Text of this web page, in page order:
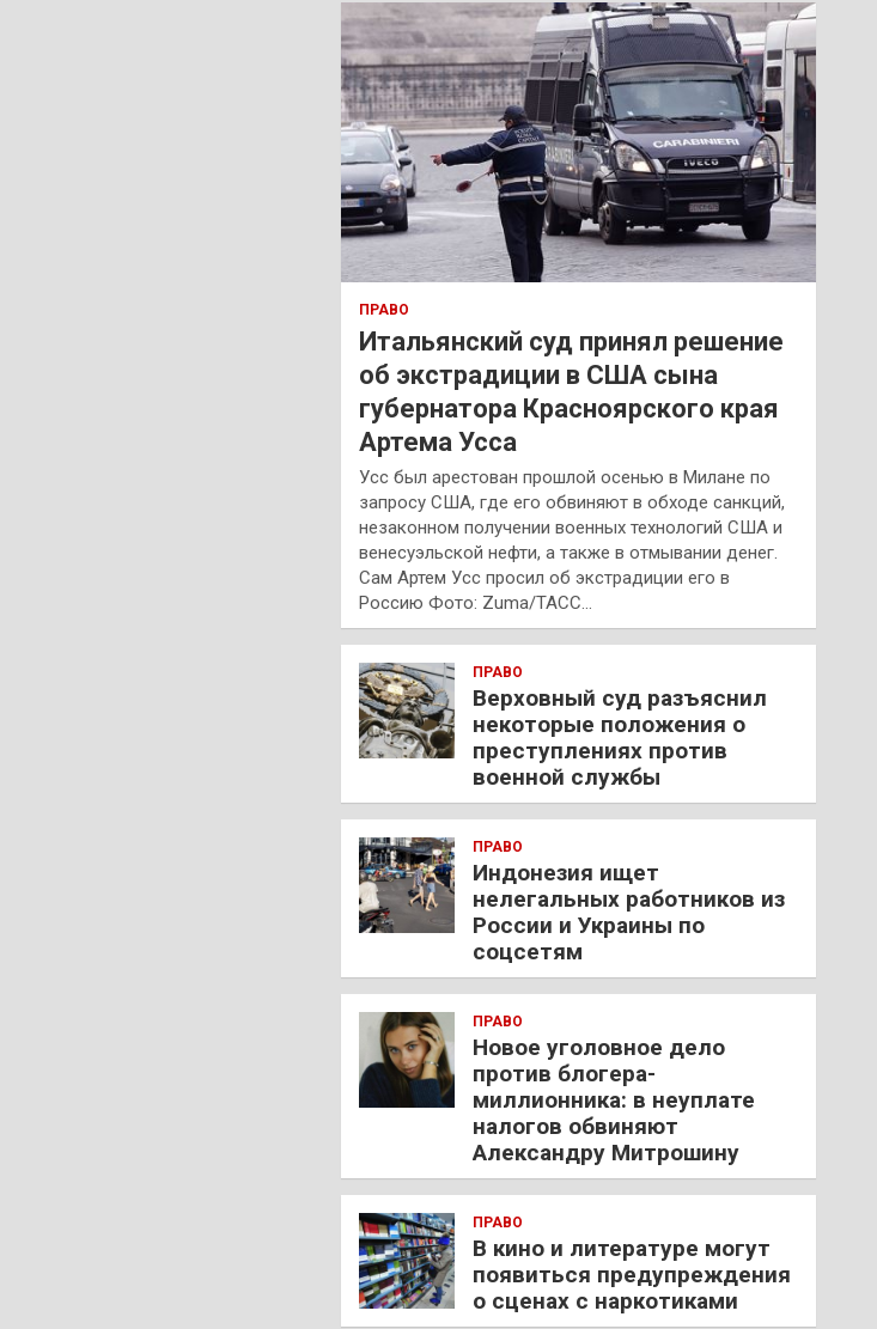
к
ПРАВО
Итальянский суд принял решение
об экстрадиции в США сына
губернатора Красноярского края
Артема Усса
Усс был арестован прошлой осенью в Милане по
запросу США, где его обвиняют в обходе санкций,
незаконном получении военных технологий США и
венесуэльской нефти, а также в отмывании денег.
Сам Артем Усс просил об экстрадиции его в
Россию Фото: Zuma/ТАСС…
ПРАВО
Верховный суд разъяснил
некоторые положения о
преступлениях против
военной службы
ПРАВО
Индонезия ищет
нелегальных работников из
России и Украины по
соцсетям
ПРАВО
Новое уголовное дело
против блогера-
миллионника: в неуплате
налогов обвиняют
Александру Митрошину
ПРАВО
В кино и литературе могут
появиться предупреждения
о сценах с наркотиками